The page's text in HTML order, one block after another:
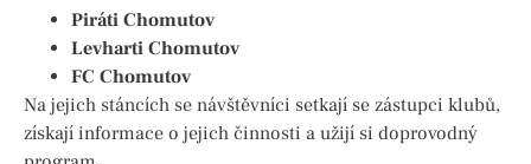
Piráti Chomutov
Levharti Chomutov
FC Chomutov
Na jejich stáncích se návštěvníci setkají se zástupci klubů,
získají informace o jejich činnosti a užijí si doprovodný